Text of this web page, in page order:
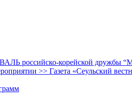
российско-корейской дружбы
>> Газета «Сеульский